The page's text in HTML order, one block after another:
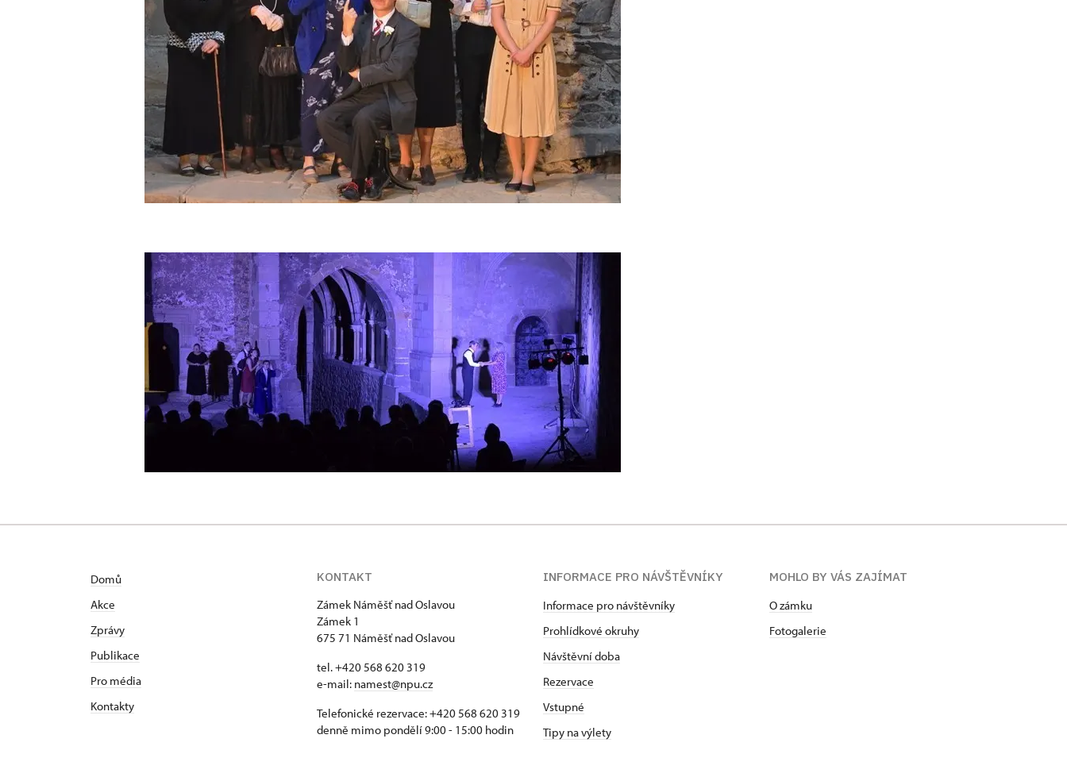
Domů
Akce
Zprávy
Publikace
Pro média
Kontakty
KONTAKT
Zámek Náměšť nad Oslavou
Zámek 1
675 71 Náměšť nad Oslavou
tel. +420 568 620 319
e-mail: namest@npu.cz
Telefonické rezervace: +420 568 620 319
denně mimo pondělí 9:00 - 15:00 hodin
INFORMACE PRO NÁVŠTĚVNÍKY
Informace pro návštěvníky
Prohlídkové okruhy
Návštěvní doba
Rezervace
Vstupné
Tipy na výlety
MOHLO BY VÁS ZAJÍMAT
O zámku
Fotogalerie